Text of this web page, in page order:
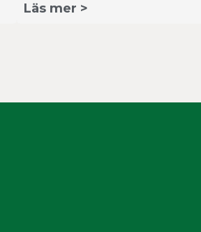
Läs mer >